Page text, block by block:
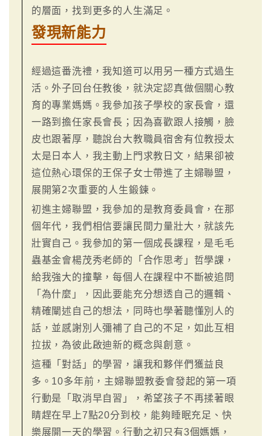
的層面，找到更多的人生滿足。
發現新能力
經過這番洗禮，我知道可以用另一種方式過生
活。外子回台任教後，就決定認真做個關心教
育的專業媽媽。我參加孩子學校的家長會，還
一路到擔任家長會長；因為喜歡跟人接觸，臉
皮也跟著厚，聽說台大教職員宿舍有位教授太
太是日本人，我主動上門求教日文，結果卻被
這位熱心環保的王保子女士帶進了主婦聯盟，
展開第2次重要的人生鍛鍊。
初進主婦聯盟，我參加的是教育委員會，在那
個年代，我們相信要讓民間力量壯大，就該先
壯實自己。我參加的第一個成長課程，是毛毛
蟲基金會楊茂秀老師的「合作思考」哲學課，
給我強大的撞擊，每個人在課程中不斷被追問
「為什麼」，因此要能充分想透自己的邏輯、
精確闡述自己的想法，同時也學著聽懂別人的
話，並感謝別人彌補了自己的不足，如此互相
拉拔，為彼此啟迪新的概念與創意。
這種「對話」的學習，讓我和夥伴們獲益良
多。10多年前，主婦聯盟教委會發起的第一項
行動是「取消早自習」，希望孩子不再揉著眼
睛趕在早上7點20分到校，能夠睡眠充足、快
樂展開一天的學習。行動之初只有3個媽媽，